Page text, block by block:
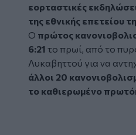
εορταστικές
της εθνικής επετείου
Ο πρώτος
6:21 το πρωί, από το
Λυκαβηττού για να
άλλοι 20
το καθιερωμένο